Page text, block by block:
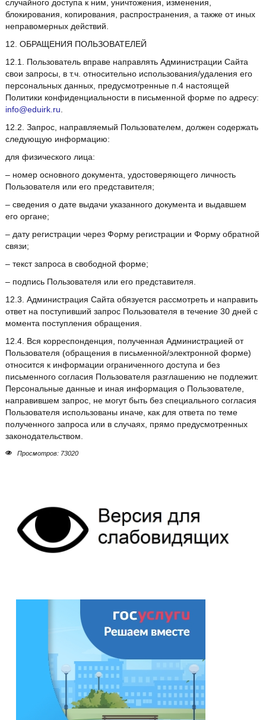
случайного доступа к ним, уничтожения, изменения,
блокирования, копирования, распространения, а также от иных
неправомерных действий.
12. ОБРАЩЕНИЯ ПОЛЬЗОВАТЕЛЕЙ
12.1. Пользователь вправе направлять Администрации Сайта
свои запросы, в т.ч. относительно использования/удаления его
персональных данных, предусмотренные п.4 настоящей
Политики конфиденциальности в письменной форме по адресу:
info@eduirk.ru.
12.2. Запрос, направляемый Пользователем, должен содержать
следующую информацию:
для физического лица:
– номер основного документа, удостоверяющего личность
Пользователя или его представителя;
– сведения о дате выдачи указанного документа и выдавшем
его органе;
– дату регистрации через Форму регистрации и Форму обратной
связи;
– текст запроса в свободной форме;
– подпись Пользователя или его представителя.
12.3. Администрация Сайта обязуется рассмотреть и направить
ответ на поступивший запрос Пользователя в течение 30 дней с
момента поступления обращения.
12.4. Вся корреспонденция, полученная Администрацией от
Пользователя (обращения в письменной/электронной форме)
относится к информации ограниченного доступа и без
письменного согласия Пользователя разглашению не подлежит.
Персональные данные и иная информация о Пользователе,
направившем запрос, не могут быть без специального согласия
Пользователя использованы иначе, как для ответа по теме
полученного запроса или в случаях, прямо предусмотренных
законодательством.
Просмотров: 73020